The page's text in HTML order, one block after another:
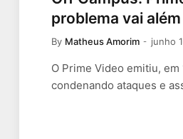
problema vai
By Matheus Amorim junho
O Prime Video emitiu,
condenando ataques e